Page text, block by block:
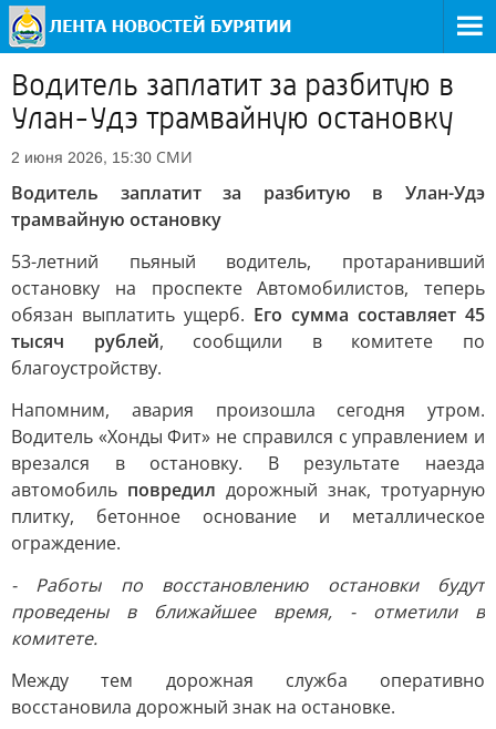
Водитель заплатит за разбитую в
Улан-Удэ трамвайную остановку
2 июня 2026, 15:30 СМИ
Водитель заплатит за разбитую в Улан-Удэ
трамвайную остановку
53-летний пьяный водитель, протаранивший
остановку на проспекте Автомобилистов, теперь
обязан выплатить ущерб. Его сумма составляет 45
тысяч рублей, сообщили в комитете по
благоустройству.
Напомним, авария произошла сегодня утром.
Водитель «Хонды Фит» не справился с управлением и
врезался в остановку. В результате наезда
автомобиль повредил дорожный знак, тротуарную
плитку, бетонное основание и металлическое
ограждение.
- Работы по восстановлению остановки будут
проведены в ближайшее время, - отметили в
комитете.
Между тем дорожная служба оперативно
восстановила дорожный знак на остановке.